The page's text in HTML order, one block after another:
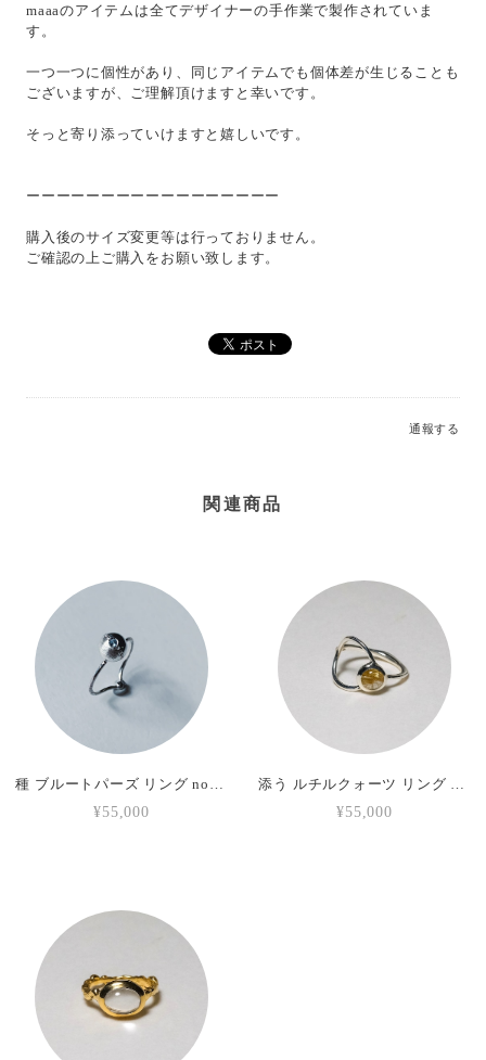
maaaのアイテムは全てデザイナーの手作業で製作されていま
す。
一つ一つに個性があり、同じアイテムでも個体差が生じることも
ございますが、ご理解頂けますと幸いです。
そっと寄り添っていけますと嬉しいです。
ーーーーーーーーーーーーーーーーー
購入後のサイズ変更等は行っておりません。
ご確認の上ご購入をお願い致します。
通報する
関連商品
¥55,000
¥55,000